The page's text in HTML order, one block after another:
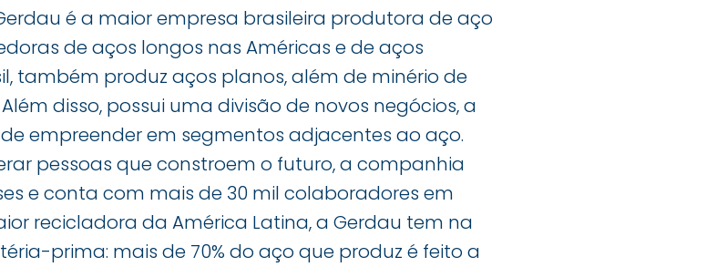
é a maior empresa brasileira produtora de aço
de aços longos nas Américas e de aços
também produz aços planos, além de minério de
disso, possui uma divisão de novos negócios, a
empreender em segmentos adjacentes ao aço.
pessoas que constroem o futuro, a companhia
e conta com mais de 30 mil colaboradores em
recicladora da América Latina, a Gerdau tem na
prima: mais de 70% do aço que produz é feito a